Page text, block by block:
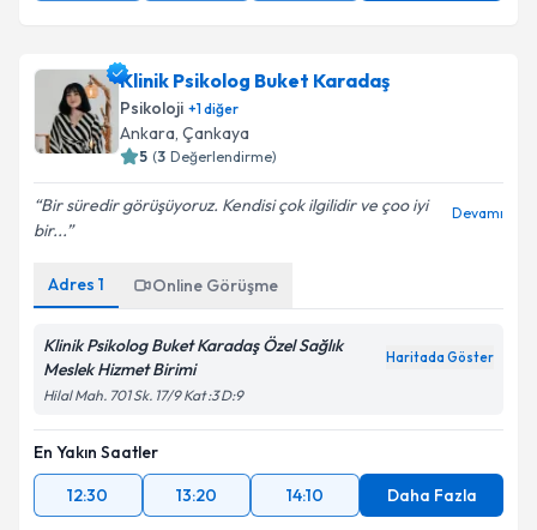
Klinik Psikolog Buket Karadaş
Psikoloji +1diğer
Ankara, Çankaya
5 (3 Değerlendirme)
Bir süredir görüşüyoruz. Kendisi çok ilgilidir ve çoo iyi
bir...
Devamı
Adres 1 Online Görüşme
Klinik Psikolog Buket Karadaş Özel Sağlık
Meslek Hizmet Birimi
Haritada Göster
Hilal Mah. 701 Sk. 17/9 Kat :3 D:9
En Yakın Saatler
12:30
13:20 14:10 Daha Fazla